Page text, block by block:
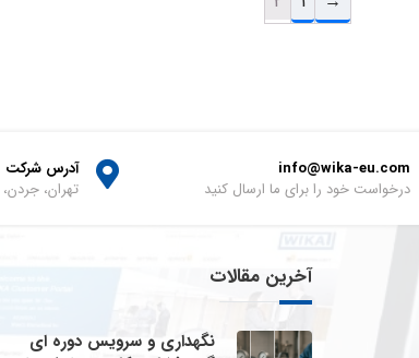
info@wika-eu.com
درخواست خود را برای ما ارسال کنید
آدرس شرکت
تهران، جردن،
آخرین مقالات
نگهداری و سرویس دوره ای